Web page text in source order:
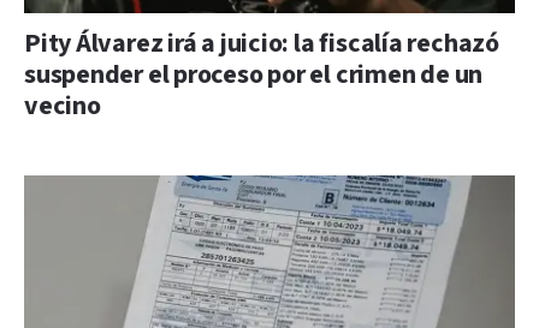
Pity Álvarez irá a juicio: la fiscalía rechazó
suspender el proceso por el crimen de un
vecino